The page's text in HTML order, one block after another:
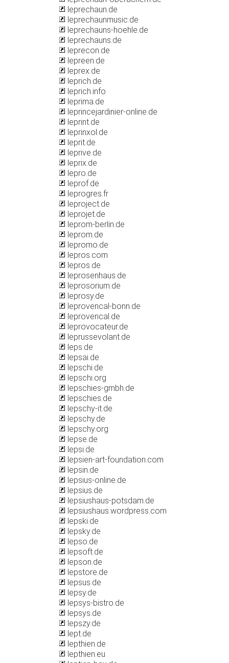
leprechaun.de
leprechaunmusic.de
leprechauns-hoehle.de
leprechauns.de
leprecon.de
lepreen.de
leprex.de
leprich.de
leprich.info
leprima.de
leprincejardinier-online.de
leprint.de
leprinxol.de
leprit.de
leprive.de
leprix.de
lepro.de
leprof.de
leprogres.fr
leproject.de
leprojet.de
leprom-berlin.de
leprom.de
lepromo.de
lepros.com
lepros.de
leprosenhaus.de
leprosorium.de
leprosy.de
leprovencal-bonn.de
leprovencal.de
leprovocateur.de
leprussevolant.de
leps.de
lepsai.de
lepschi.de
lepschi.org
lepschies-gmbh.de
lepschies.de
lepschy-it.de
lepschy.de
lepschy.org
lepse.de
lepsi.de
lepsien-art-foundation.com
lepsin.de
lepsius-online.de
lepsius.de
lepsiushaus-potsdam.de
lepsiushaus.wordpress.com
lepski.de
lepsky.de
lepso.de
lepsoft.de
lepson.de
lepstore.de
lepsus.de
lepsy.de
lepsys-bistro.de
lepsys.de
lepszy.de
lept.de
lepthien.de
lepthien.eu